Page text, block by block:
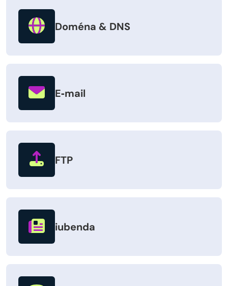
Doména & DNS
E‑mail
FTP
iubenda